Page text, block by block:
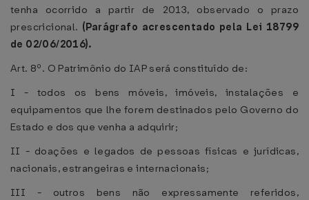
tenha ocorrido a partir de 2013, observado o prazo
prescricional. (Parágrafo acrescentado pela Lei 18799
de 02/06/2016).
Art. 8º. O Patrimônio do IAP será constituído de:
I - todos os bens móveis, imóveis, instalações e
equipamentos que lhe forem destinados pelo Governo do
Estado e dos que venha a adquirir;
II - doações e legados de pessoas físicas e jurídicas,
nacionais, estrangeiras e internacionais;
III - outros bens não expressamente referidos,